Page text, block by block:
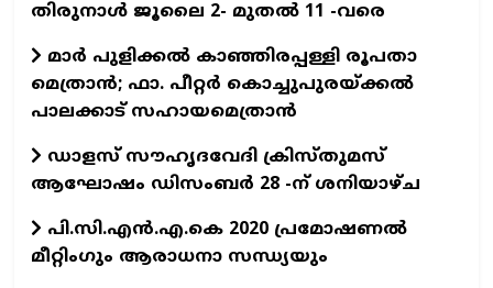
തിരുനാൾ ജൂലൈ 2- മുതൽ 11 -വരെ
മാര്‍ പുളിക്കല്‍ കാഞ്ഞിരപ്പള്ളി രൂപതാ
മെത്രാന്‍; ഫാ. പീറ്റര്‍ കൊച്ചുപുരയ്ക്കല്‍
പാലക്കാട് സഹായമെത്രാന്‍
ഡാളസ് സൗഹൃദവേദി ക്രിസ്തുമസ്
ആഘോഷം ഡിസംബര്‍ 28 -ന് ശനിയാഴ്ച
പി.സി.എന്‍.എ.കെ 2020 പ്രമോഷണല്‍
മീറ്റിംഗും ആരാധനാ സന്ധ്യയും